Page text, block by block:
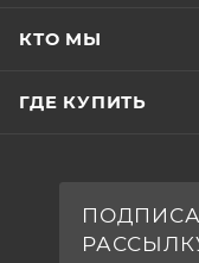
КТО МЫ
ГДЕ КУПИТЬ